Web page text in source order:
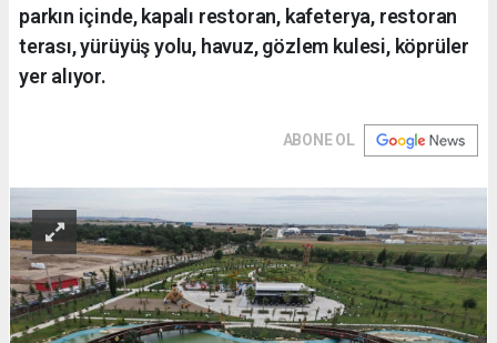
parkın içinde, kapalı restoran, kafeterya, restoran
terası, yürüyüş yolu, havuz, gözlem kulesi, köprüler
yer alıyor.
ABONE OL